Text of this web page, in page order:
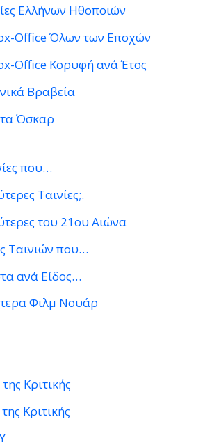
Ελλήνων Ηθοποιών
Office Όλων των Εποχών
Office Κορυφή ανά Έτος
Βραβεία
Όσκαρ
που…
Ταινίες;.
του 21ου Αιώνα
Ταινιών που…
ανά Είδος…
Φιλμ Νουάρ
Κριτικής
Κριτικής